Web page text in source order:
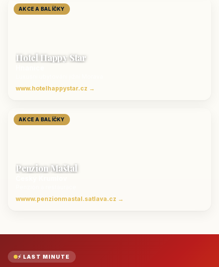
AKCE A BALÍČKY
Hotel Happy Star
www.hotelhappystar.cz →
AKCE A BALÍČKY
Penzion Maštal
wwww.penzionmastal.satlava.cz →
⚡ LAST MINUTE